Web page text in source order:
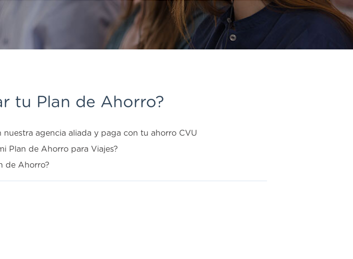
tu Plan de Ahorro?
nuestra agencia aliada y paga con tu ahorro CVU
Plan de Ahorro para Viajes?
de Ahorro?